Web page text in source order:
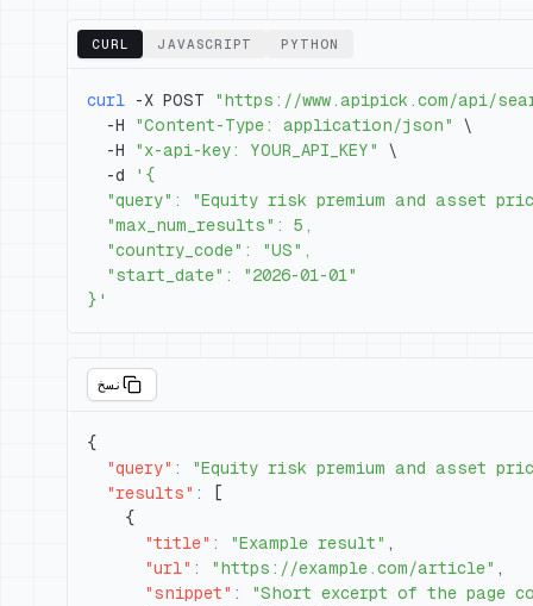
CURL JAVASCRIPT PYTHON
curl -X POST
"https://www.apipick.com/api/
  -H
"Content-Type: application/json"
\
  -H
"x-api-key: YOUR_API_KEY"
\
  -d
}'
نسخ
{
"query" :
"Equity risk premium and asset
"results" :
[
{
"title" : "Example result" ,
"url" : "https://example.com/article" ,
"snippet" :
"Short excerpt of the page